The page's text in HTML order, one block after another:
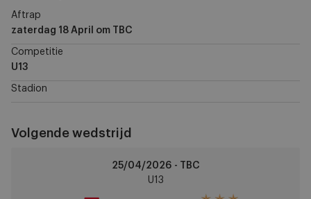
Aftrap
zaterdag 18 April
om TBC
Competitie
U13
Stadion
Volgende wedstrijd
25/04/2026 - TBC
U13